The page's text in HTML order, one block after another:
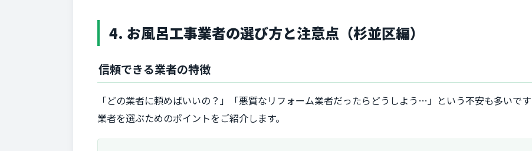
4. お風呂工事業者の選び方と注意点（杉並区編）
信頼できる業者の特徴
「どの業者に頼めばいいの？」「悪質なリフォーム業者だったらどうしよう…」という不安も多いで
業者を選ぶためのポイントをご紹介します。